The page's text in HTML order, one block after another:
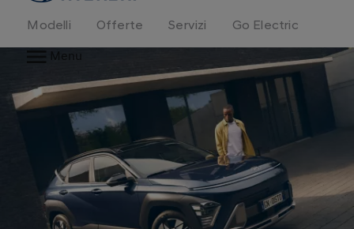
Modelli Offerte Servizi
Go Electric
Menu